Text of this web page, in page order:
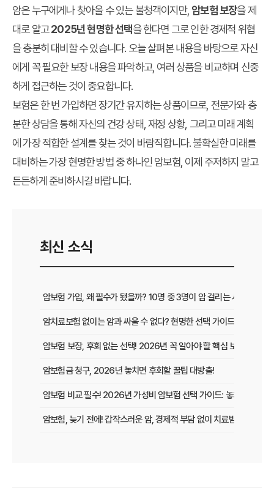
암은 누구에게나 찾아올 수 있는 불청객이지만, 암보험 보장을 제
대로 알고2025년 현명한 선택을 한다면 그로 인한 경제적 위협
을 충분히 대비할 수 있습니다. 오늘 살펴본 내용을 바탕으로 자신
에게 꼭 필요한 보장 내용을 파악하고, 여러 상품을 비교하며 신중
하게 접근하는 것이 중요합니다.
보험은 한 번 가입하면 장기간 유지하는 상품이므로, 전문가와 충
분한 상담을 통해 자신의 건강 상태, 재정 상황, 그리고 미래 계획
에 가장 적합한 설계를 찾는 것이 바람직합니다. 불확실한 미래를
대비하는 가장 현명한 방법 중 하나인 암보험, 이제 주저하지 말고
든든하게 준비하시길 바랍니다.
최신 소식
암보험 가입, 왜 필수가 됐을까? 10명 중 3명이 암 걸리는 시대, 현명
암치료보험 없이는 암과 싸울 수 없다? 현명한 선택 가이드
암보험 보장, 후회 없는 선택! 2026년 꼭 알아야 할 핵심 보장 가이드
암보험금 청구, 2026년 놓치면 후회할 꿀팁 대방출!
암보험 비교 필수! 2026년 가성비 암보험 선택 가이드: 놓치면 손해
암보험, 늦기 전에! 갑작스러운 암, 경제적 부담 없이 치료받는 방법